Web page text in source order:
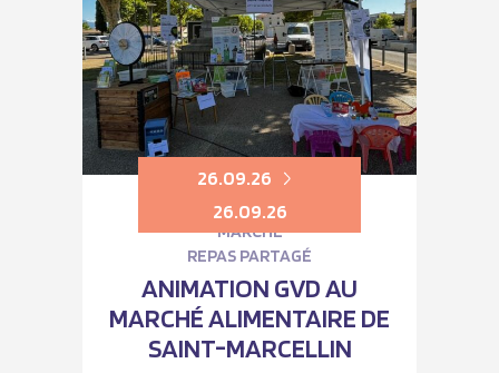
26.09.26
26.09.26
MARCHÉ
REPAS PARTAGÉ
ANIMATION GVD AU
MARCHÉ ALIMENTAIRE DE
SAINT-MARCELLIN